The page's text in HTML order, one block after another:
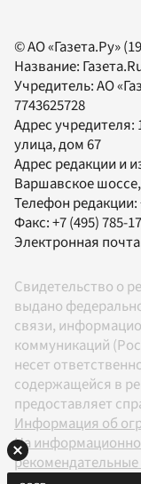
© АО «Газета.Ру»
Название:
Учредитель:АО
7743625728
Адрес учредителя:
улица, дом 67
Адрес редакции и
Варшавское
Телефон редакции:
Факс:+7 (495) 785-
Электронная
Свидетельство о
выдано
связи,
коммуникаций
несет
содержащейся в
предоставляет
Информация об
На
рекомендательные